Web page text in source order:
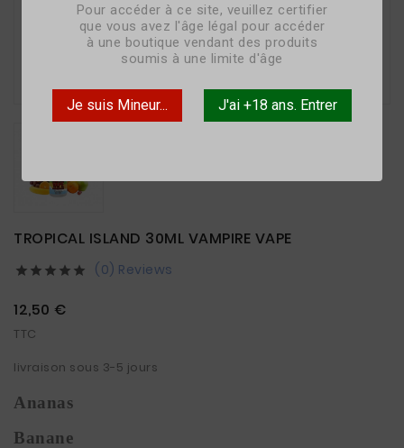
Pour accéder à ce site, veuillez certifier
que vous avez l'âge légal pour accéder
à une boutique vendant des produits
soumis à une limite d'âge
Je suis Mineur... J'ai +18 ans. Entrer
TROPICAL ISLAND 30ML VAMPIRE VAPE
     (0) Reviews
12,50 €
TTC
livraison sous 3-5 jours
Ananas
Banane